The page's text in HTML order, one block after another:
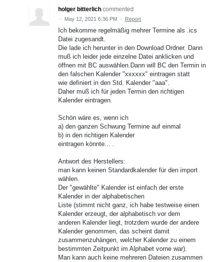
holger bitterlich commented
· May 12, 2021 6:36 PM · Report
Ich bekomme regelmäßig mehrer Termine als .ics
Datei zugesandt.
Die lade ich herunter in den Download Ordner. Dann
muß ich leider jede einzelne Datei anklicken und
öffnen mit BC auswählen.Dann will BC den Termin in
den falschen Kalender "xxxxxx" eintragen statt
wie definiert in den Std. Kalender "aaa".
Daher muß ich für jeden Termin den richtigen
Kalender eintragen.
Schön wäre es, wenn ich
a) den ganzen Schwung Termine auf einmal
b) in den richtigen Kalender
eintragen könnte... .
Antwort des Herstellers:
man kann keinen Standardkalender für den import
wählen.
Der "gewählte" Kalender ist einfach der erste
Kalender in der alphabetischen
Liste (stimmt nicht ganz, ich habe testweise einen
Kalender erzeugt, der alphabetisch vor dem
anderen Kalender liegt, trotzdem wurde der andere
Kalender genommen, das scheint damit
zusammenzuhängen, welcher Kalender zu einem
bestimmten Zeitpunkt im Alphabet vorne war).
Man kann auch keine mehreren Dateien zusammen